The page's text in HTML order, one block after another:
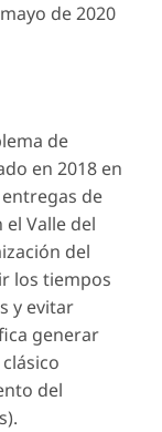
de 2020
de
en 2018 en
de
Valle del
del
los tiempos
y evitar
generar
del